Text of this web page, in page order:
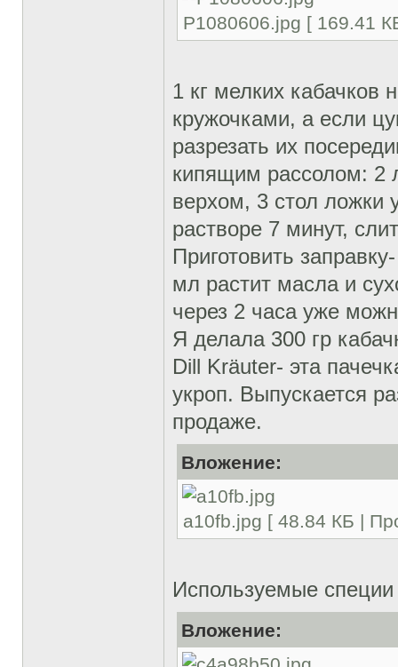
P1080606.jpg [ 169.41
1 кг мелких кабачков
кружочками, а если
разрезать их
кипящим рассолом: 2
верхом, 3 стол ложки
растворе 7 минут,
Приготовить
мл растит масла и
через 2 часа уже
Я делала 300 гр
Dill Kräuter- эта
укроп. Выпускается
продаже.
Вложение:
a10fb.jpg [ 48.84 КБ |
Используемые специи
Вложение: